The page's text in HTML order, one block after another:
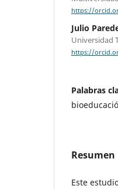
https://
Julio
Universidad
https://
Palabras
Resumen
Este